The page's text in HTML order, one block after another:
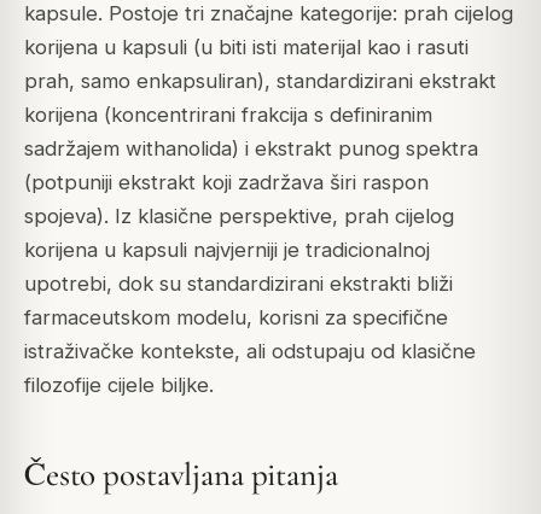
kapsule. Postoje tri značajne kategorije: prah cijelog
korijena u kapsuli (u biti isti materijal kao i rasuti
prah, samo enkapsuliran), standardizirani ekstrakt
korijena (koncentrirani frakcija s definiranim
sadržajem withanolida) i ekstrakt punog spektra
(potpuniji ekstrakt koji zadržava širi raspon
spojeva). Iz klasične perspektive, prah cijelog
korijena u kapsuli najvjerniji je tradicionalnoj
upotrebi, dok su standardizirani ekstrakti bliži
farmaceutskom modelu, korisni za specifične
istraživačke kontekste, ali odstupaju od klasične
filozofije cijele biljke.
Često postavljana pitanja